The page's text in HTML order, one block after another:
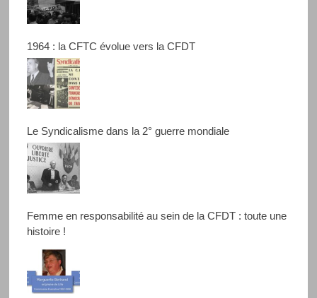
1964 : la CFTC évolue vers la CFDT
Le Syndicalisme dans la 2° guerre mondiale
Femme en responsabilité au sein de la CFDT : toute une
histoire !